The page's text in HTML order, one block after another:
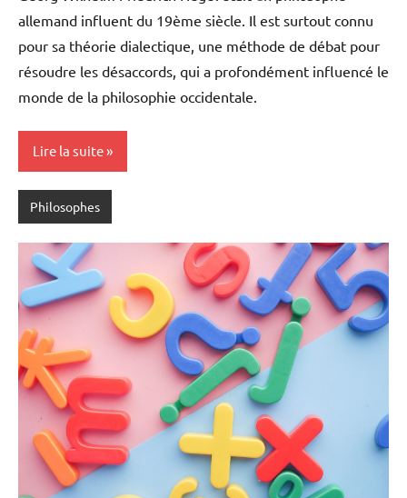
allemand influent du 19ème siècle. Il est surtout connu
pour sa théorie dialectique, une méthode de débat pour
résoudre les désaccords, qui a profondément influencé le
monde de la philosophie occidentale.
Lire la suite
Philosophes